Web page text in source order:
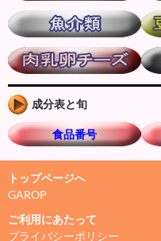
成分表と旬
食品番号
トップページへ
GAROP
ご利用にあたって
プライバシーポリシー